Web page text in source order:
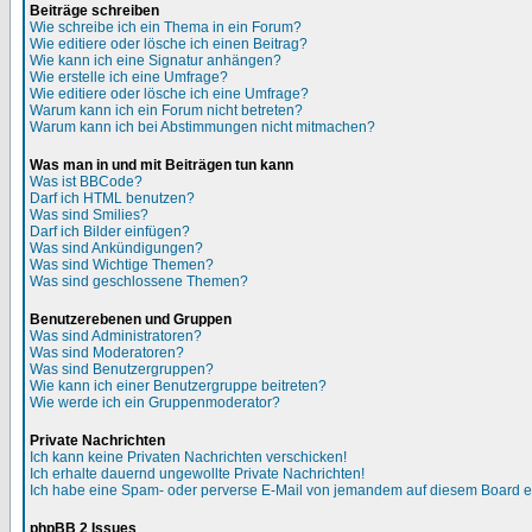
Beiträge schreiben
Wie schreibe ich ein Thema in ein Forum?
Wie editiere oder lösche ich einen Beitrag?
Wie kann ich eine Signatur anhängen?
Wie erstelle ich eine Umfrage?
Wie editiere oder lösche ich eine Umfrage?
Warum kann ich ein Forum nicht betreten?
Warum kann ich bei Abstimmungen nicht mitmachen?
Was man in und mit Beiträgen tun kann
Was ist BBCode?
Darf ich HTML benutzen?
Was sind Smilies?
Darf ich Bilder einfügen?
Was sind Ankündigungen?
Was sind Wichtige Themen?
Was sind geschlossene Themen?
Benutzerebenen und Gruppen
Was sind Administratoren?
Was sind Moderatoren?
Was sind Benutzergruppen?
Wie kann ich einer Benutzergruppe beitreten?
Wie werde ich ein Gruppenmoderator?
Private Nachrichten
Ich kann keine Privaten Nachrichten verschicken!
Ich erhalte dauernd ungewollte Private Nachrichten!
Ich habe eine Spam- oder perverse E-Mail von jemandem auf diesem Board
phpBB 2 Issues